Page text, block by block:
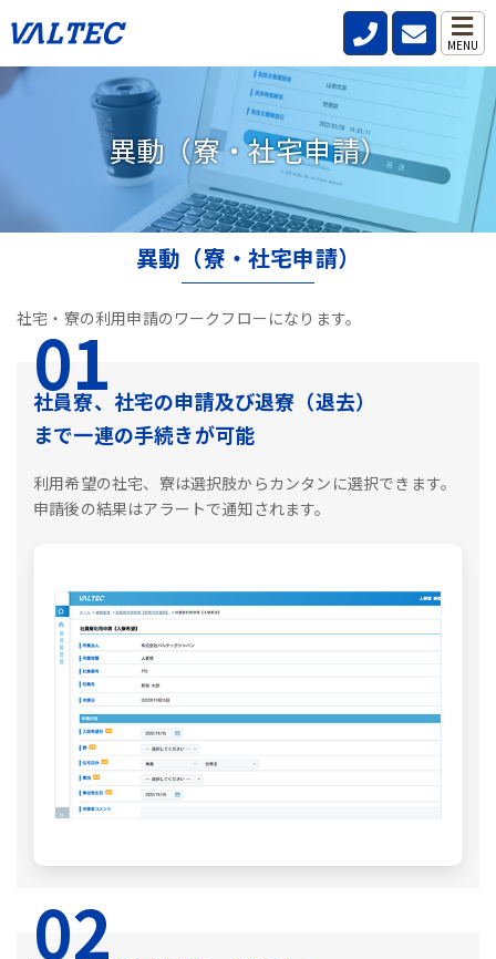
MENU
異動（寮・社宅申請）
異動（寮・社宅申請）
社宅・寮の利用申請のワークフローになります。
01
社員寮、社宅の申請及び退寮（退去）
まで一連の手続きが可能
利用希望の社宅、寮は選択肢からカンタンに選択できます。
申請後の結果はアラートで通知されます。
02